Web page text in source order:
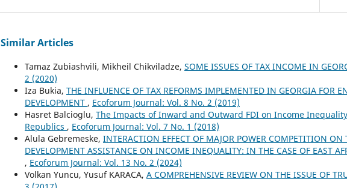
Similar Articles
Tamaz Zubiashvili, Mikheil Chikviladze, SOME ISSUES OF TAX INCOME IN
2 (2020)
Iza Bukia, THE INFLUENCE OF TAX REFORMS IMPLEMENTED IN GEORGIA FOR
DEVELOPMENT , Ecoforum Journal: Vol. 8 No. 2 (2019)
Hasret Balcioglu, The Impacts of Inward and Outward FDI on Income
Republics , Ecoforum Journal: Vol. 7 No. 1 (2018)
Alula Gebremeske, INTERACTION EFFECT OF MAJOR POWER COMPETITION ON
DEVELOPMENT ASSISTANCE ON INCOME INEQUALITY: IN THE CASE OF EAST
, Ecoforum Journal: Vol. 13 No. 2 (2024)
Volkan Yuncu, Yusuf KARACA, A COMPREHENSIVE REVIEW ON THE ISSUE OF